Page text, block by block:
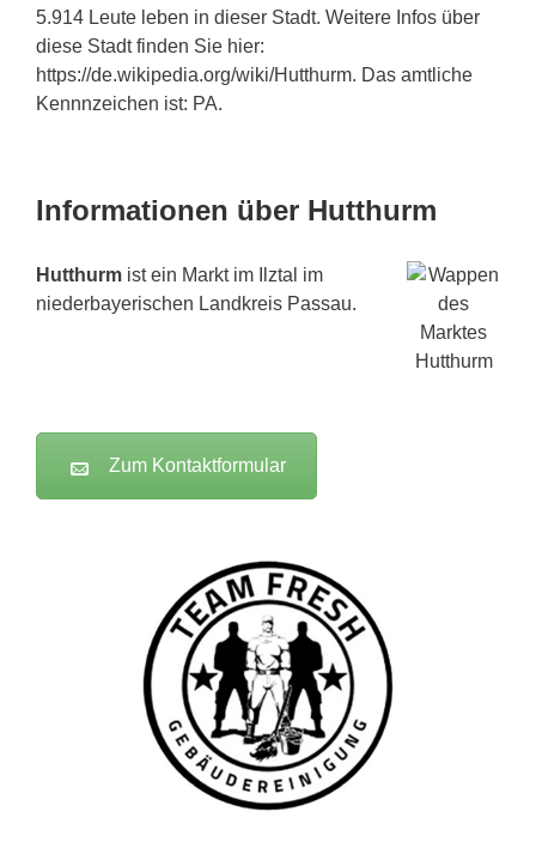
5.914 Leute leben in dieser Stadt. Weitere Infos über
diese Stadt finden Sie hier:
https://de.wikipedia.org/wiki/Hutthurm. Das amtliche
Kennnzeichen ist: PA.
Informationen über Hutthurm
Hutthurm ist ein Markt im Ilztal im
niederbayerischen Landkreis Passau.
Zum Kontaktformular